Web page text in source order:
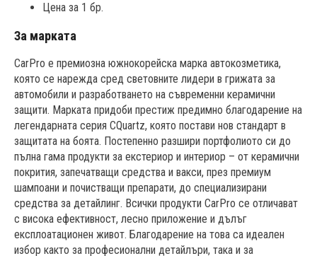
Цена за 1 бр.
За марката
CarPro е премиозна южнокорейска марка автокозметика,
която се нарежда сред световните лидери в грижата за
автомобили и разработването на съвременни керамични
защити. Марката придоби престиж предимно благодарение на
легендарната серия CQuartz, която постави нов стандарт в
защитата на боята. Постепенно разшири портфолиото си до
пълна гама продукти за екстериор и интериор – от керамични
покрития, запечатващи средства и вакси, през премиум
шампоани и почистващи препарати, до специализирани
средства за детайлинг. Всички продукти CarPro се отличават
с висока ефективност, лесно приложение и дълъг
експлоатационен живот. Благодарение на това са идеален
избор както за професионални детайлъри, така и за